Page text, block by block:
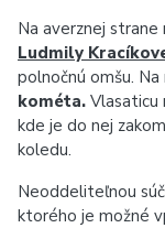
Na averznej
Ludmily
polnočnú omšu.
kométa. Vlasaticu
kde je do nej
koledu.
Neoddeliteľnou
ktorého je možné